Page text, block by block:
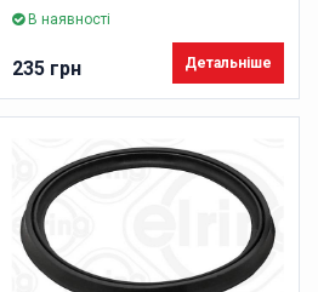
Elring)
В наявності
235 грн Детальніше